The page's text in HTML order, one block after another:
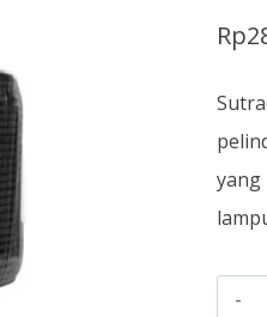
Rp
yang